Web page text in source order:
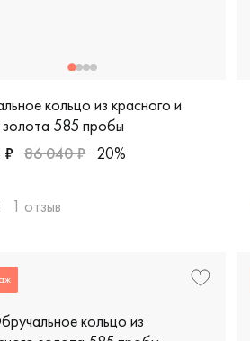
классика, 210-000-354
кольцо из красного и
золота 585 пробы
₽ 86 040 ₽ 20%
1 отзыв